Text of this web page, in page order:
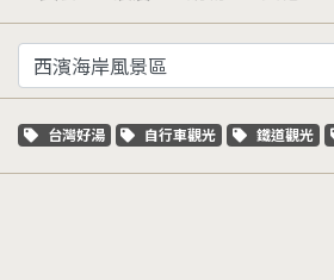
關鍵字標籤
台灣好湯 關鍵字標籤
自行車觀光 關鍵字標籤
鐵道觀光